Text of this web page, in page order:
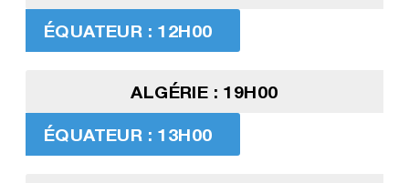
ÉQUATEUR : 12H00
ALGÉRIE : 19H00
ÉQUATEUR : 13H00